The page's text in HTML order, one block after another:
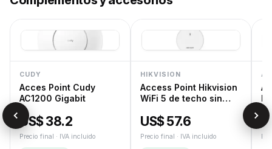
CUDY
Acces Point Cudy
AC1200 Gigabit
US$ 38.2
Precio final · IVA incluido
HIKVISION
Access Point Hikvision
WiFi 5 de techo sin
US$ 57.6
Precio final · IVA incluido